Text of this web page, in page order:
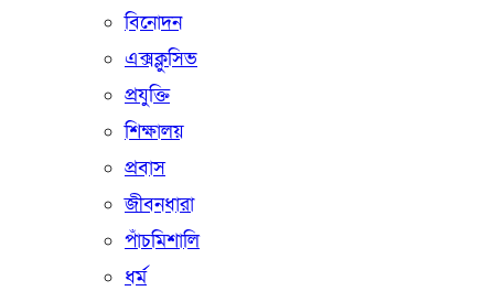
বিনোদন
এক্সক্লুসিভ
প্রযুক্তি
শিক্ষালয়
প্রবাস
জীবনধারা
পাঁচমিশালি
ধর্ম